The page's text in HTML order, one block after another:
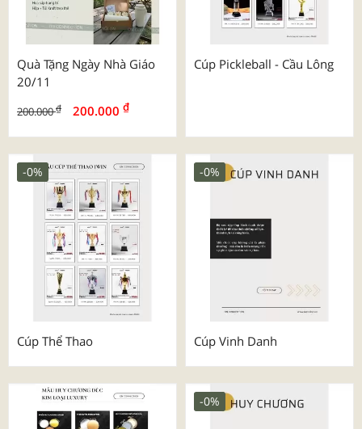
Quà Tặng Ngày Nhà Giáo
20/11
200.000₫ 200.000 ₫
Cúp Pickleball - Cầu Lông
Cúp Thể Thao
-0%
Cúp Vinh Danh
-0%
-0%